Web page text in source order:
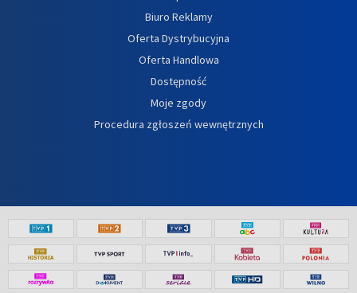
Biuro Reklamy
Oferta Dystrybucyjna
Oferta Handlowa
Dostępność
Moje zgody
Procedura zgłoszeń wewnętrznych